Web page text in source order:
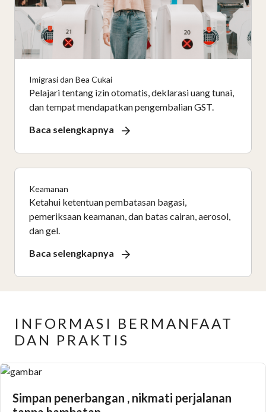
Imigrasi dan Bea Cukai
Pelajari tentang izin otomatis, deklarasi uang tunai,
dan tempat mendapatkan pengembalian GST.
Baca selengkapnya
Keamanan
Ketahui ketentuan pembatasan bagasi,
pemeriksaan keamanan, dan batas cairan, aerosol,
dan gel.
Baca selengkapnya
INFORMASI BERMANFAAT
DAN PRAKTIS
Simpan penerbangan , nikmati perjalanan